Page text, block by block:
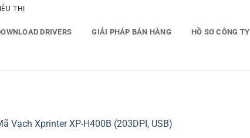
THỊ
DRIVERS GIẢI PHÁP BÁN HÀNG HỒ SƠ CÔNG TY
Vạch Xprinter XP-H400B (203DPI, USB)